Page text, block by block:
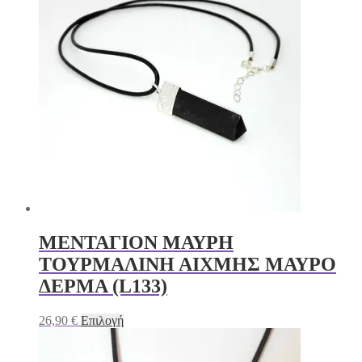
ΜΕΝΤΑΓΙΟΝ ΜΑΥΡΗ
ΤΟΥΡΜΑΛΙΝΗ ΑΙΧΜΗΣ ΜΑΥΡΟ
ΔΕΡΜΑ (L133)
26,90 € ΕπιλογήΑυτό